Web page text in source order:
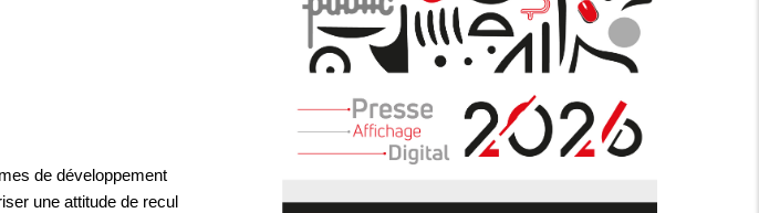
de développement
une attitude de recul